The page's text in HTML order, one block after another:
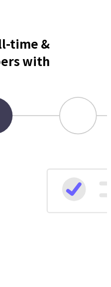
time &
with